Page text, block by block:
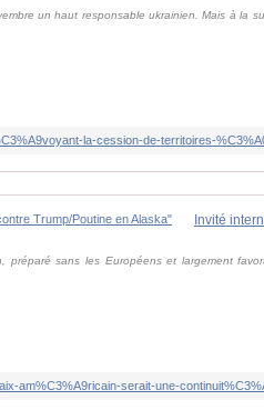
un haut responsable ukrainien. Mais à la
sans les Européens et largement